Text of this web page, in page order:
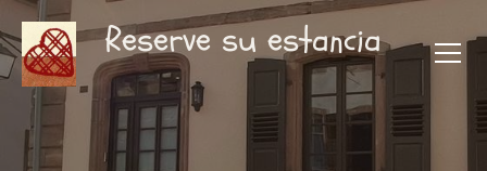
Reserve su estancia